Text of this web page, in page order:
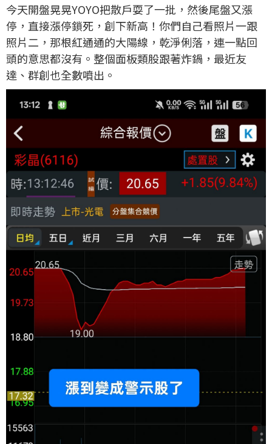
今天開盤晃晃YOYO把散戶耍了一批，然後尾盤又漲
停，直接漲停鎖死，創下新高！你們自己看照片一跟
照片二，那根紅通通的大陽線，乾淨俐落，連一點回
頭的意思都沒有。整個面板類股跟著炸鍋，最近友
達、群創也全數噴出。